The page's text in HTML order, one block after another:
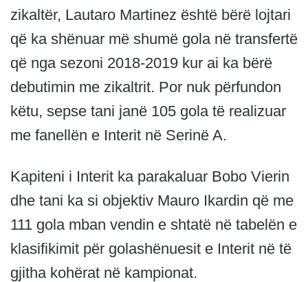
zikaltër, Lautaro Martinez është bërë lojtari
që ka shënuar më shumë gola në transfertë
që nga sezoni 2018-2019 kur ai ka bërë
debutimin me zikaltrit. Por nuk përfundon
këtu, sepse tani janë 105 gola të realizuar
me fanellën e Interit në Serinë A.
Kapiteni i Interit ka parakaluar Bobo Vierin
dhe tani ka si objektiv Mauro Ikardin që me
111 gola mban vendin e shtatë në tabelën e
klasifikimit për golashënuesit e Interit në të
gjitha kohërat në kampionat.